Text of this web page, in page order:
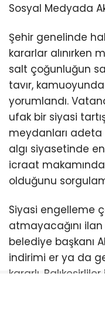
Sosyal Medyada
Şehir genelinde
kararlar alınırken
salt çoğunluğun
tavır,
yorumlandı.
ufak bir siyasi
meydanları adeta
algı siyasetinde
icraat
olduğunu
Siyasi engelleme
atmayacağını ilan
belediye başkanı
indirimi er ya da
kararlı.